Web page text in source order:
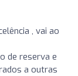
, vai ao
de reserva e
a outras